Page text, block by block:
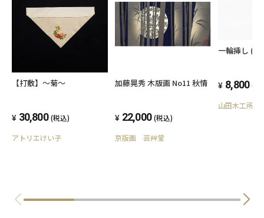
【打敷】～菊～
30,800 (税込)
アトリエけい子
加藤晃秀 木版画 No11 秋情
22,000 (税込)
京版画 芸艸堂
一輪挿し (3
8,800 (税
山田木工所